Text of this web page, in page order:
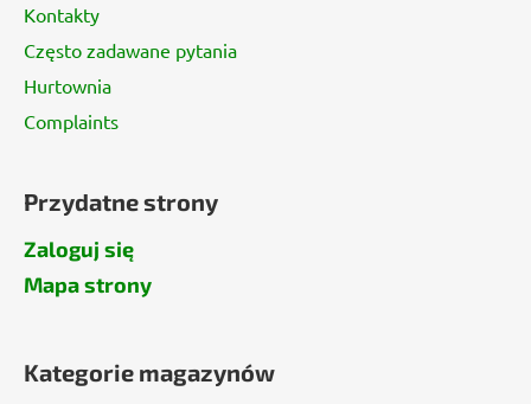
Kontakty
Często zadawane pytania
Hurtownia
Complaints
Przydatne strony
Zaloguj się
Mapa strony
Kategorie magazynów